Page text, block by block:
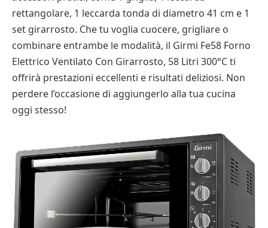
rettangolare, 1 leccarda tonda di diametro 41 cm e 1
set girarrosto. Che tu voglia cuocere, grigliare o
combinare entrambe le modalità, il Girmi Fe58 Forno
Elettrico Ventilato Con Girarrosto, 58 Litri 300°C ti
offrirà prestazioni eccellenti e risultati deliziosi. Non
perdere l’occasione di aggiungerlo alla tua cucina
oggi stesso!